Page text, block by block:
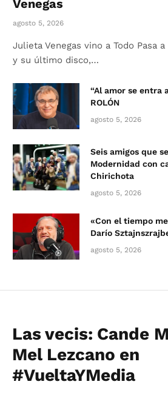
Venegas
agosto 5, 2026
Julieta Venegas vino a Todo Pasa
y su último disco,…
“Al amor se entra
ROLÓN
agosto 5, 2026
Seis amigos que
Modernidad con
Chirichota
agosto 5, 2026
«Con el tiempo
Darío
agosto 5, 2026
Las vecis: Cande
Mel Lezcano en
#VueltaYMedia